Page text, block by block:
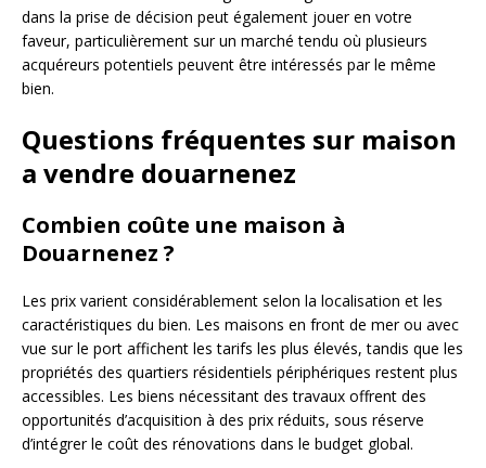
dans la prise de décision peut également jouer en votre
faveur, particulièrement sur un marché tendu où plusieurs
acquéreurs potentiels peuvent être intéressés par le même
bien.
Questions fréquentes sur maison
a vendre douarnenez
Combien coûte une maison à
Douarnenez ?
Les prix varient considérablement selon la localisation et les
caractéristiques du bien. Les maisons en front de mer ou avec
vue sur le port affichent les tarifs les plus élevés, tandis que les
propriétés des quartiers résidentiels périphériques restent plus
accessibles. Les biens nécessitant des travaux offrent des
opportunités d’acquisition à des prix réduits, sous réserve
d’intégrer le coût des rénovations dans le budget global.